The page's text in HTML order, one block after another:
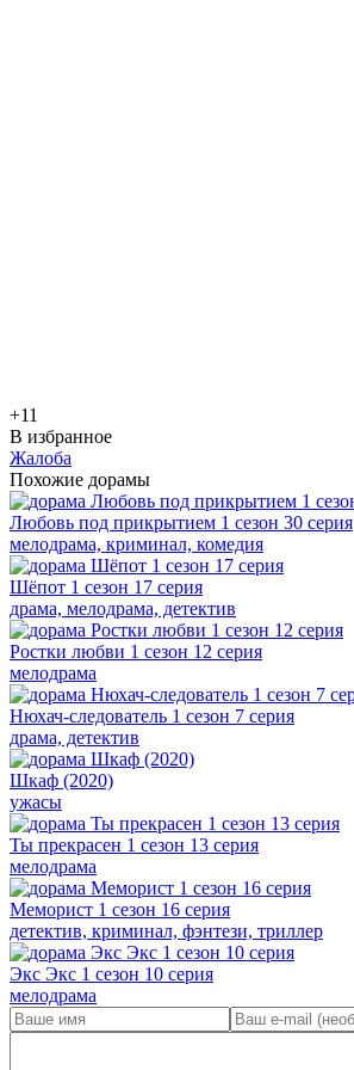
+11
В избранное
Жалоба
Похожие дорамы
Любовь под прикрытием 1 сезон 30 серия
мелодрама, криминал, комедия
Шёпот 1 сезон 17 серия
драма, мелодрама, детектив
Ростки любви 1 сезон 12 серия
мелодрама
Нюхач-следователь 1 сезон 7 серия
драма, детектив
Шкаф (2020)
ужасы
Ты прекрасен 1 сезон 13 серия
мелодрама
Меморист 1 сезон 16 серия
детектив, криминал, фэнтези, триллер
Экс Экс 1 сезон 10 серия
мелодрама